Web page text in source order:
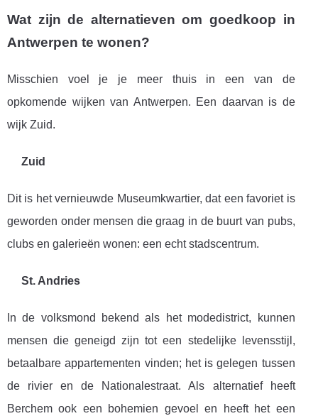
Wat zijn de alternatieven om goedkoop in
Antwerpen te wonen?
Misschien voel je je meer thuis in een van de
opkomende wijken van Antwerpen. Een daarvan is de
wijk Zuid.
Zuid
Dit is het vernieuwde Museumkwartier, dat een favoriet is
geworden onder mensen die graag in de buurt van pubs,
clubs en galerieën wonen: een echt stadscentrum.
St. Andries
In de volksmond bekend als het modedistrict, kunnen
mensen die geneigd zijn tot een stedelijke levensstijl,
betaalbare appartementen vinden; het is gelegen tussen
de rivier en de Nationalestraat. Als alternatief heeft
Berchem ook een bohemien gevoel en heeft het een